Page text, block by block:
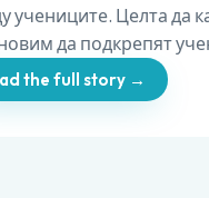
учениците. Целта да
да подкрепят
the full story →